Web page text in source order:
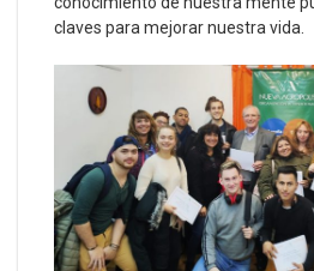
claves para mejorar nuestra vida.